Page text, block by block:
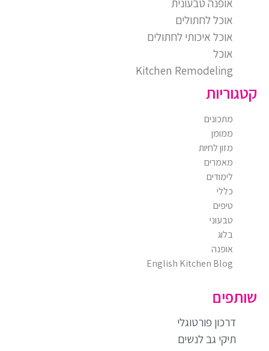
אופנה טבעונית
אוכל לחתולים
אוכל איכותי לחתולים
אוכל
Kitchen Remodeling
קטגוריות
מתכונים
ממומן
מזון לחיות
מאמרים
לימודים
כללי
טיפים
טבעוני
בלוג
אופנה
English Kitchen Blog
שותפים
דרכון פורטוגלי
תיקי גב לנשים